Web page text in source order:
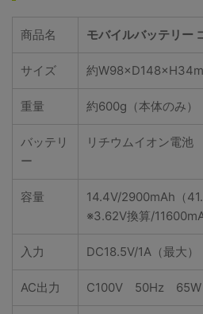
商品名 モバイルバッテリー
サイズ 約
重量 約600g（本体のみ）
バッテリ
ー
リチウムイオン電池
容量
14.4V/2900mAh（
※3.62V換算/
入力 DC18.5V/1A（最大）
AC出力 C100V 50Hz 65W